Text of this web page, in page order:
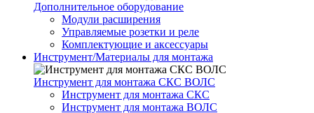
Дополнительное оборудование
Модули расширения
Управляемые розетки и реле
Комплектующие и аксессуары
Инструмент/Материалы для монтажа
Инструмент для монтажа СКС ВОЛС
Инструмент для монтажа СКС
Инструмент для монтажа ВОЛС